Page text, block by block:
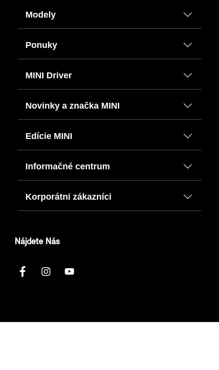
Modely
Ponuky
MINI Driver
Novinky a značka MINI
Edície MINI
Informačné centrum
Korporátni zákazníci
Nájdete Nás